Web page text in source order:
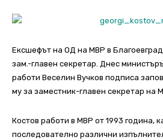
Ексшефът на ОД на МВР в Благоевград
зам.-главен секретар. Днес
работи Веселин Вучков подписа
му за заместник-главен секретар на
Костов работи в МВР от 1993 година,
последователно различни